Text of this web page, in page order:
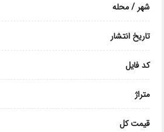
شهر / محله
تاریخ انتشار
کد فایل
متراژ
قیمت کل